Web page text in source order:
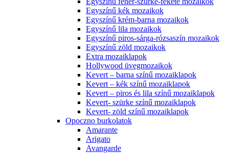
Egyszínű kék mozaikok
Egyszínű krém-barna mozaikok
Egyszínű lila mozaikok
Egyszínű piros-sárga-rózsaszín mozaikok
Egyszínű zöld mozaikok
Extra mozaiklapok
Hollywood üvegmozaikok
Kevert – barna színű mozaiklapok
Kevert – kék színű mozaiklapok
Kevert – piros és lila színű mozaiklapok
Kevert- szürke színű mozaiklapok
Kevert- zöld színű mozaiklapok
Opoczno burkolatok
Amarante
Arigato
Avangarde